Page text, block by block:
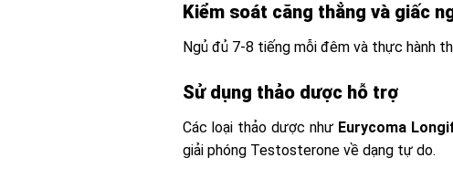
Kiểm soát căng thẳng và giấc
Ngủ đủ 7-8 tiếng mỗi đêm và thực hành
Sử dụng thảo dược hỗ trợ
Các loại thảo dược như Eurycoma
giải phóng Testosterone về dạng tự do.